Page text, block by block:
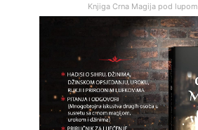
Knjiga Crna Magija pod